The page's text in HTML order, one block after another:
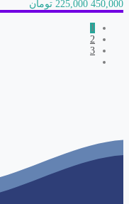
450,000 225,000 تومان
1
2
3